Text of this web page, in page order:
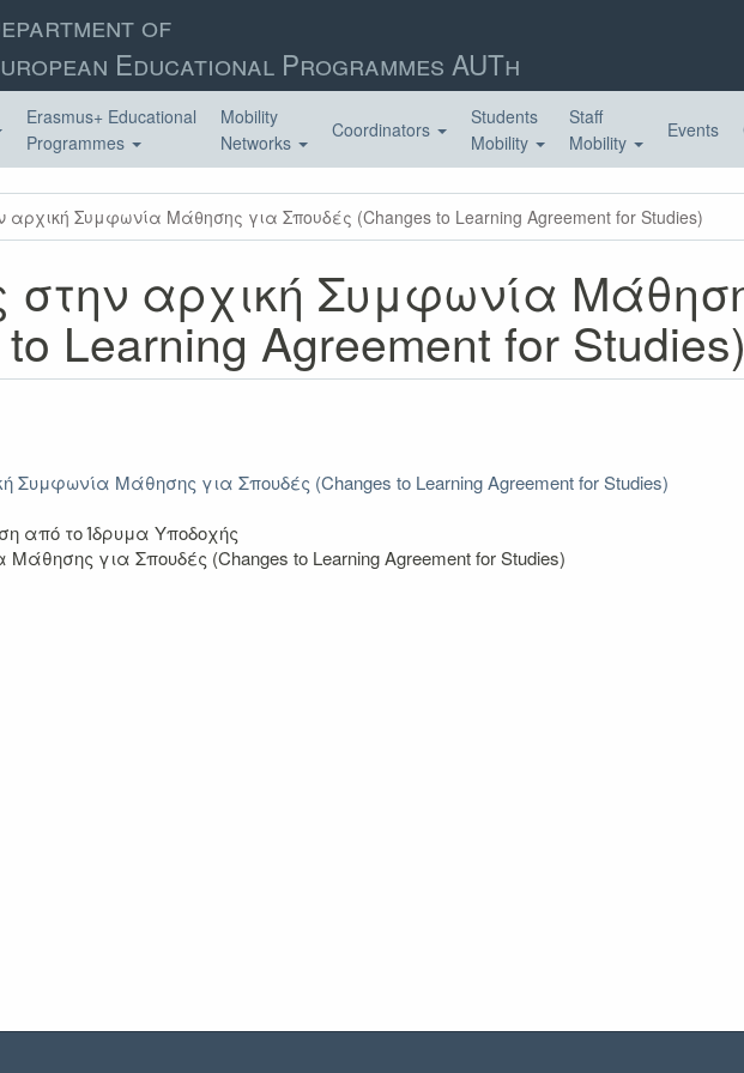
of
Educational Programmes AUTh
Erasmus+ Educational
Programmes
Mobility
Networks
Coordinators
Students
Mobility
Staff
Mobility
Events
Συμφωνία Μάθησης για Σπουδές (Changes to Learning Agreement for Studies)
αρχική Συμφωνία
Learning Agreement for Studies)
Συμφωνία Μάθησης για Σπουδές (Changes to Learning Agreement for Studies)
από το Ίδρυμα Υποδοχής
για Σπουδές (Changes to Learning Agreement for Studies)